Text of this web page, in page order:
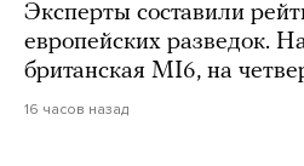
Эксперты составили
европейских разведок.
британская MI6, на
16 часов назад